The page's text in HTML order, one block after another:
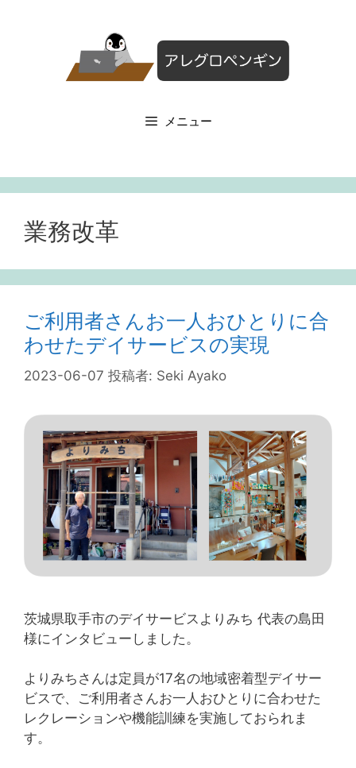
メニュー
業務改革
ご利用者さんお一人おひとりに合
わせたデイサービスの実現
2023-06-07 投稿者: Seki Ayako
茨城県取手市のデイサービスよりみち 代表の島田
様にインタビューしました。
よりみちさんは定員が17名の地域密着型デイサー
ビスで、ご利用者さんお一人おひとりに合わせた
レクレーションや機能訓練を実施しておられま
す。